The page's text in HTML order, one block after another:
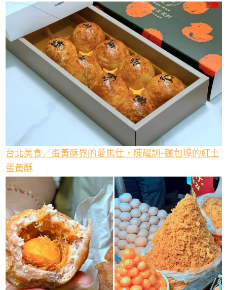
台北美食／蛋黃酥界的愛馬仕，陳耀訓-麵包埠的紅土
蛋黃酥